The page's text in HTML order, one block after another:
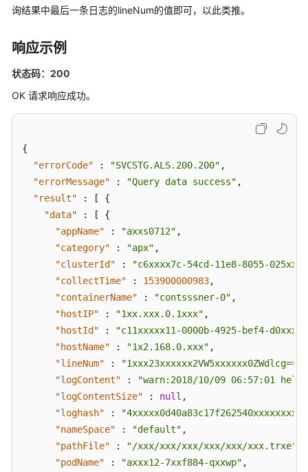
询结果中最后一条日志的lineNum的值即可，以此类推。
响应示例
状态码：200
OK 请求响应成功。
{
"errorCode"
: "SVCSTG.ALS.200.200" ,
"errorMessage"
: "Query data success" ,
"result"
: [
{
"data"
: [
{
"appName"
: "axxs0712" ,
"category"
: "apx" ,
"clusterId"
:
"c6xxxx7c-54cd-11e8-8055-
"collectTime"
: 153900000983,
"containerName"
: "contsssner-0" ,
"hostIP"
: "1xx.xxx.0.1xxx" ,
"hostId"
:
"c11xxxxx11-0000b-4925-bef4-
"hostName"
: "1x2.168.0.xxx" ,
"lineNum"
: "1xxx23xxxxxx2VW5xxxxxx0ZWdlcg=="
"logContent"
:
"warn:2018/10/09 06:57:01
"logContentSize"
: null ,
"loghash"
:
"nameSpace"
: "default" ,
"pathFile"
: "/xxx/xxx/xxx/xxx/xxx/xxx.trxe"
"podName"
: "axxx12-7xxf884-qxxwp" ,